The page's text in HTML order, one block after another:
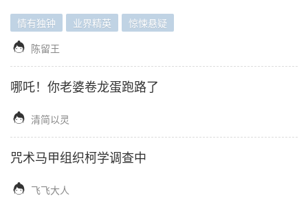
情有独钟 业界精英 惊悚悬疑
 陈留王
哪吒！你老婆卷龙蛋跑路了
 清简以灵
咒术马甲组织柯学调查中
 飞飞大人